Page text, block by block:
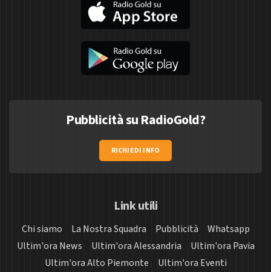
Pubblicità su RadioGold?
RICHIEDI INFO
Link utili
Chi siamo La Nostra Squadra Pubblicità
Whatsapp
Ultim'ora News
Ultim'ora Alessandria
Ultim'ora Pavia
Ultim'ora Alto Piemonte
Ultim'ora Eventi